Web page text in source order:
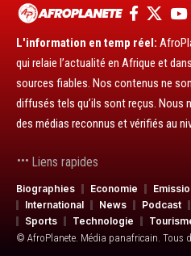
L'information en temp réel:
qui relaie l’actualité en Afrique et
sources fiables. Nos contenus ne
diffusés tels qu’ils sont reçus. Nous
des médias reconnus et vérifiés au
Liens rapides
Biographies Economie
International
News Podcast
Sports
Technologie
© AfroPlanete. Média panafricain. Tous